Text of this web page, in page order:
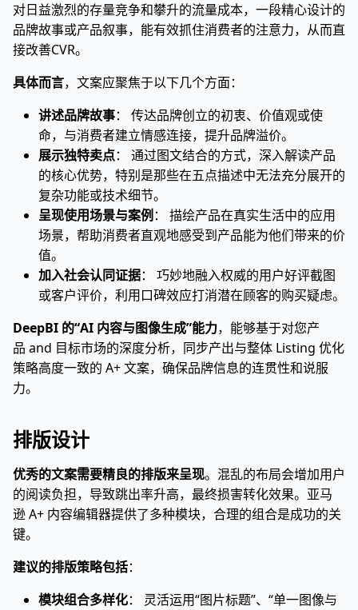
对日益激烈的存量竞争和攀升的流量成本，一段精心设计的
品牌故事或产品叙事，能有效抓住消费者的注意力，从而直
接改善CVR。
具体而言，文案应聚焦于以下几个方面：
讲述品牌故事： 传达品牌创立的初衷、价值观或使
命，与消费者建立情感连接，提升品牌溢价。
展示独特卖点： 通过图文结合的方式，深入解读产品
的核心优势，特别是那些在五点描述中无法充分展开的
复杂功能或技术细节。
呈现使用场景与案例 ： 描绘产品在真实生活中的应用
场景，帮助消费者直观地感受到产品能为他们带来的价
值。
加入社会认同证据： 巧妙地融入权威的用户好评截图
或客户评价，利用口碑效应打消潜在顾客的购买疑虑。
DeepBI 的“AI 内容与图像生成”能力，能够基于对您产
品 and 目标市场的深度分析，同步产出与整体 Listing 优化
策略高度一致的 A+ 文案，确保品牌信息的连贯性和说服
力。
排版设计
优秀的文案需要精良的排版来呈现。混乱的布局会增加用户
的阅读负担，导致跳出率升高，最终损害转化效果。亚马
逊 A+ 内容编辑器提供了多种模块，合理的组合是成功的关
键。
建议的排版策略包括：
模块组合多样化： 灵活运用“图片标题”、“单一图像与